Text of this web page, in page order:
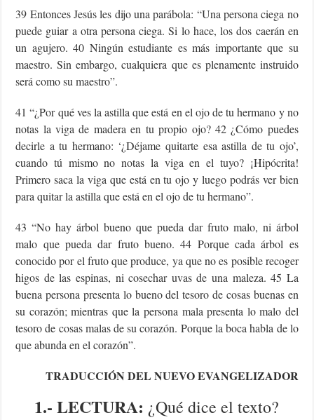
39 Entonces Jesús les dijo una parábola: “Una persona ciega no
puede guiar a otra persona ciega. Si lo hace, los dos caerán en
un agujero. 40 Ningún estudiante es más importante que su
maestro. Sin embargo, cualquiera que es plenamente instruido
será como su maestro”.
41 “¿Por qué ves la astilla que está en el ojo de tu hermano y no
notas la viga de madera en tu propio ojo? 42 ¿Cómo puedes
decirle a tu hermano: ‘¿Déjame quitarte esa astilla de tu ojo’,
cuando tú mismo no notas la viga en el tuyo? ¡Hipócrita!
Primero saca la viga que está en tu ojo y luego podrás ver bien
para quitar la astilla que está en el ojo de tu hermano”.
43 “No hay árbol bueno que pueda dar fruto malo, ni árbol
malo que pueda dar fruto bueno. 44 Porque cada árbol es
conocido por el fruto que produce, ya que no es posible recoger
higos de las espinas, ni cosechar uvas de una maleza. 45 La
buena persona presenta lo bueno del tesoro de cosas buenas en
su corazón; mientras que la persona mala presenta lo malo del
tesoro de cosas malas de su corazón. Porque la boca habla de lo
que abunda en el corazón”.
TRADUCCIÓN DEL NUEVO EVANGELIZADOR
1.- LECTURA: ¿Qué dice el texto?